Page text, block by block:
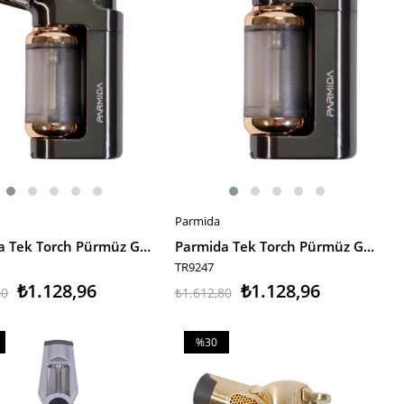
EKLE
Parmida Tek Torch Pürmüz Gunmetal Masa Tipi Metal Puro Çakmağı
₺1.128,96
SEPETE EKLE
Parmida
Parmida Tek Torch Pürmüz Gümüş Masa Tipi Metal Puro Çakmağı
TR9247
₺1.128,96
₺1.612,80
%30
%30İndirim